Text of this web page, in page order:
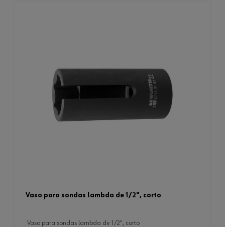
vaso para sondas lambda de 1/2", corto
vaso para sondas lambda de 1/2", corto